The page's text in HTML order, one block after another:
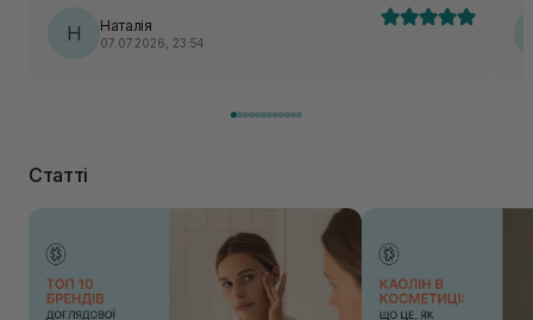
Н Наталія
07.07.2026, 23:54
Статті